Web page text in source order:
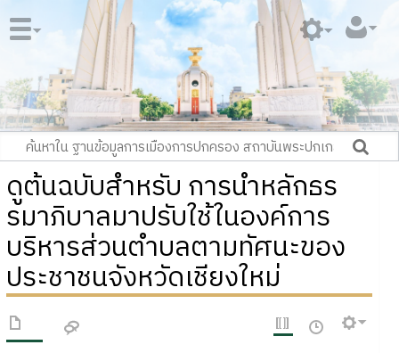
ดูต้นฉบับสำหรับ การนำหลักธร
รมาภิบาลมาปรับใช้ในองค์การ
บริหารส่วนตำบลตามทัศนะของ
ประชาชนจังหวัดเชียงใหม่